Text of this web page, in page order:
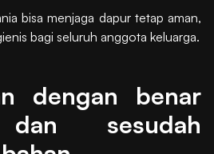
bisa menjaga dapur tetap aman,
bagi seluruh anggota keluarga.
dengan benar
sesudah